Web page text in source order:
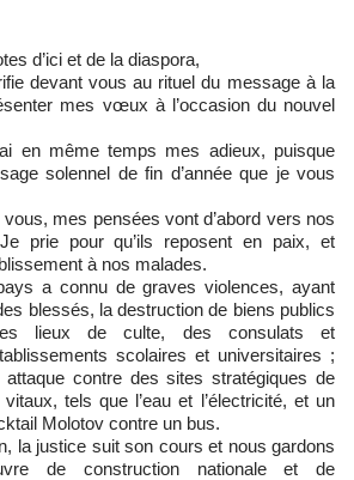
d’ici et de la diaspora,
devant vous au rituel du message à la
mes vœux à l’occasion du nouvel
en même temps mes adieux, puisque
solennel de fin d’année que je vous
mes pensées vont d’abord vers nos
prie pour qu’ils reposent en paix, et
à nos malades.
a connu de graves violences, ayant
blessés, la destruction de biens publics
lieux de culte, des consulats et
scolaires et universitaires ;
attaque contre des sites stratégiques de
tels que l’eau et l’électricité, et un
Molotov contre un bus.
la justice suit son cours et nous gardons
de construction nationale et de